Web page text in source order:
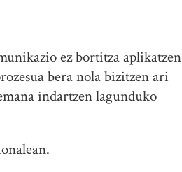
ez bortitza aplikatzen
bera nola bizitzen ari
indartzen lagunduko